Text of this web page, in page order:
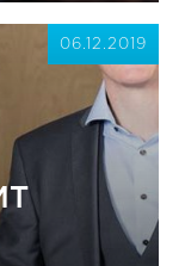
06.12.2019